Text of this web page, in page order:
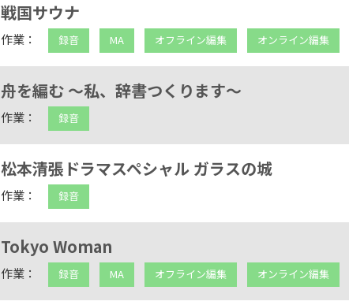
戦国サウナ
作業： 録音 MA オフライン編集 オンライン編集
舟を編む 〜私、辞書つくります～
作業： 録音
松本清張ドラマスペシャル ガラスの城
作業： 録音
Tokyo Woman
作業： 録音 MA オフライン編集 オンライン編集